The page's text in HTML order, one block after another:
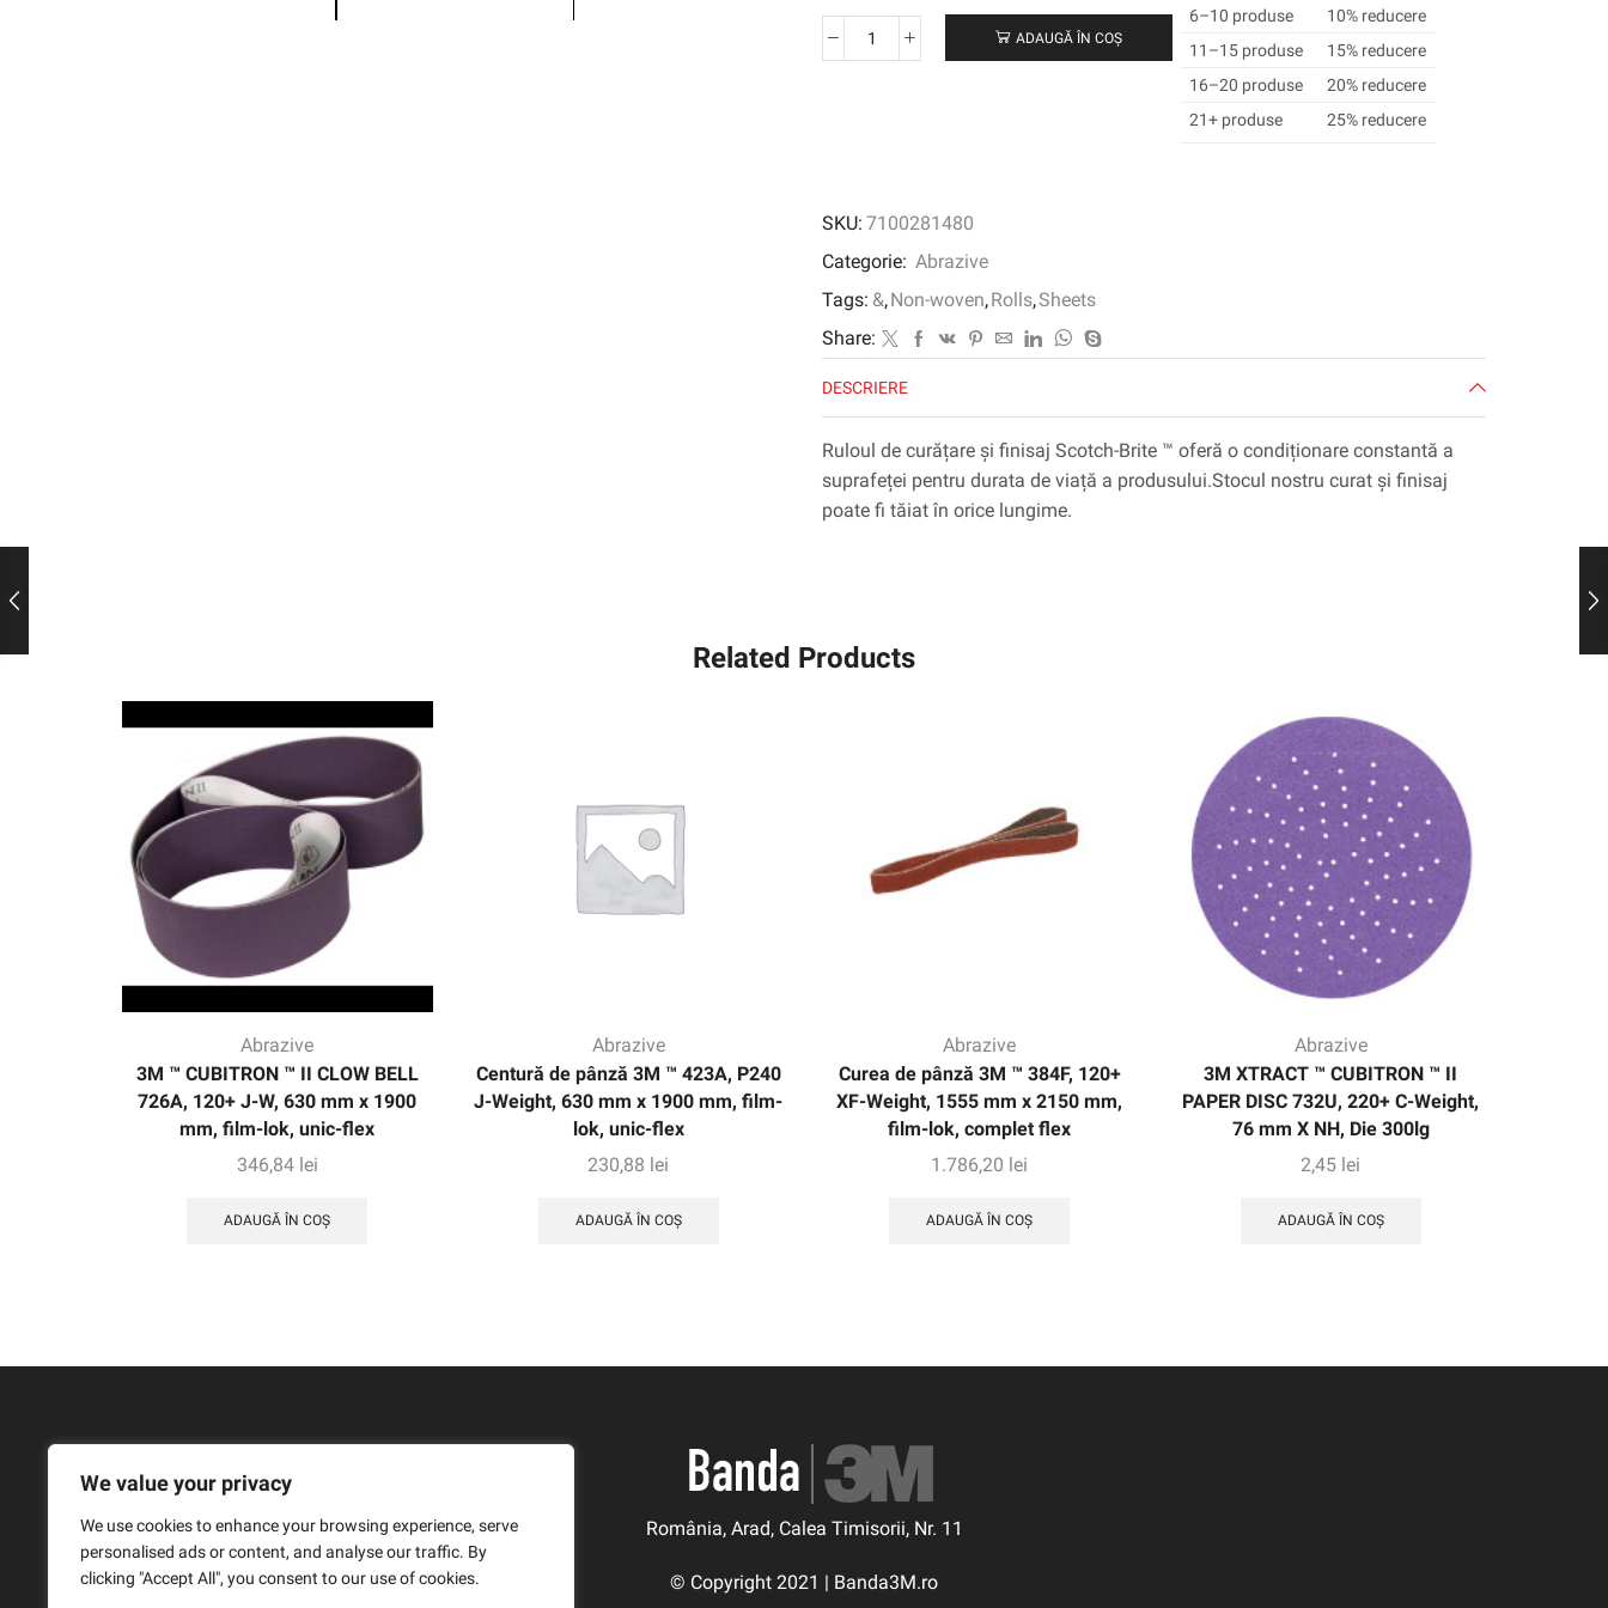
We value your privacy
We use cookies to enhance your browsing experience, serve
personalised ads or content, and analyse our traffic. By
clicking "Accept All", you consent to our use of cookies.
Cantitate
Finish
CF-
Super
Ultra
Fine,
Neprimit,
965
mm
x
100
m,
ADAUGĂ ÎN COȘ
6–10 produse
10% reducere
11–15 produse
15% reducere
16–20 produse
20% reducere
21+ produse
25% reducere
SKU: 7100281480
Categorie: Abrazive
Tags: &,Non-woven,Rolls,Sheets
Share:
DESCRIERE
Ruloul de curățare și finisaj Scotch-Brite ™ oferă o condiționare constantă a
suprafeței pentru durata de viață a produsului.Stocul nostru curat și finisaj
poate fi tăiat în orice lungime.
Related Products
Abrazive
3M ™ CUBITRON ™ II CLOW BELL
726A, 120+ J-W, 630 mm x 1900
mm, film-lok, unic-flex
346,84 lei
ADAUGĂ ÎN COȘ
Abrazive
Centură de pânză 3M ™ 423A, P240
J-Weight, 630 mm x 1900 mm, film-
lok, unic-flex
230,88 lei
ADAUGĂ ÎN COȘ
Abrazive
Curea de pânză 3M ™ 384F, 120+
XF-Weight, 1555 mm x 2150 mm,
film-lok, complet flex
1.786,20 lei
ADAUGĂ ÎN COȘ
Abrazive
3M XTRACT ™ CUBITRON ™ II
PAPER DISC 732U, 220+ C-Weight,
76 mm X NH, Die 300lg
2,45 lei
ADAUGĂ ÎN COȘ
România, Arad, Calea Timisorii, Nr. 11
© Copyright 2021 | Banda3M.ro